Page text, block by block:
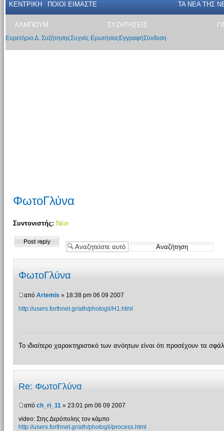
ΚΕΝΤΡΙΚΗ ΠΟΙΟΙ ΕΙΜΑΣΤΕ ΤΑ ΝΕΑ THΣ
ΑΛΜΠΟΥΜ ΣΥΖΗΤΗΣΕΙΣ
Ευρετήριο Δ. ΣυζήτησηςΣυχνές Ερωτήσεις ΕγγραφήΣύνδεση
ΦωτοΓλύνα
Συντονιστής: Νέοι
Δημιουργία
ΦωτοΓλύνα
από Artemis » 18:38 pm 06 09 2007
http://users.forthnet.gr/ath/photogli/H1.html
Το ιδιαίτερο χαρακτηριστικό των ανόητων είναι ότι προσέχουν τα
Re: ΦωτοΓλύνα
από ch_ri_11 » 23:01 pm 06 09 2007
video: Στης Δερόπολης τον κάμπο
http://users.forthnet.gr/ath/photogli/process.html